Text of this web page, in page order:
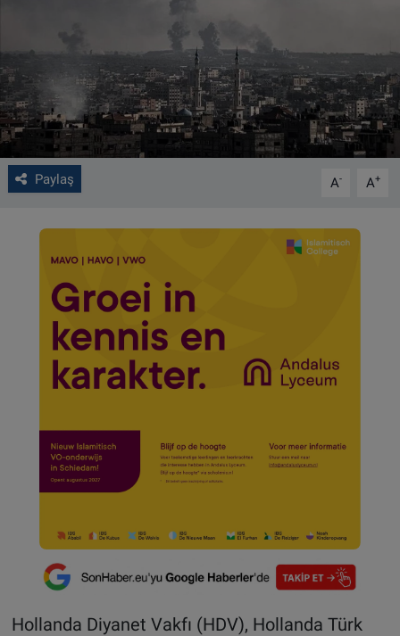
Paylaş A- A+
Hollanda Diyanet Vakfı (HDV), Hollanda Türk
ALGEMENE VOORWAARDEN
CONTACT
Çerez Politikası